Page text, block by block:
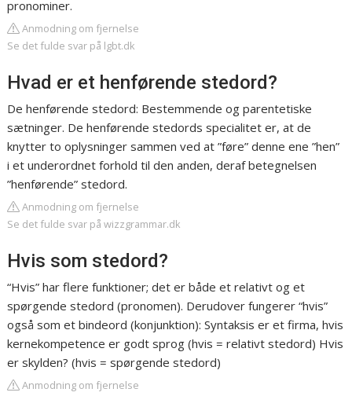
pronominer.
Anmodning om fjernelse
Se det fulde svar på lgbt.dk
Hvad er et henførende stedord?
De henførende stedord: Bestemmende og parentetiske
sætninger. De henførende stedords specialitet er, at de
knytter to oplysninger sammen ved at ”føre” denne ene ”hen”
i et underordnet forhold til den anden, deraf betegnelsen
”henførende” stedord.
Anmodning om fjernelse
Se det fulde svar på wizzgrammar.dk
Hvis som stedord?
“Hvis” har flere funktioner; det er både et relativt og et
spørgende stedord (pronomen). Derudover fungerer “hvis”
også som et bindeord (konjunktion): Syntaksis er et firma, hvis
kernekompetence er godt sprog (hvis = relativt stedord) Hvis
er skylden? (hvis = spørgende stedord)
Anmodning om fjernelse